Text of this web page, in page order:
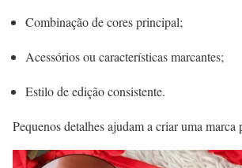
Combinação de cores principal;
Acessórios ou características marcantes;
Estilo de edição consistente.
Pequenos detalhes ajudam a criar uma marca